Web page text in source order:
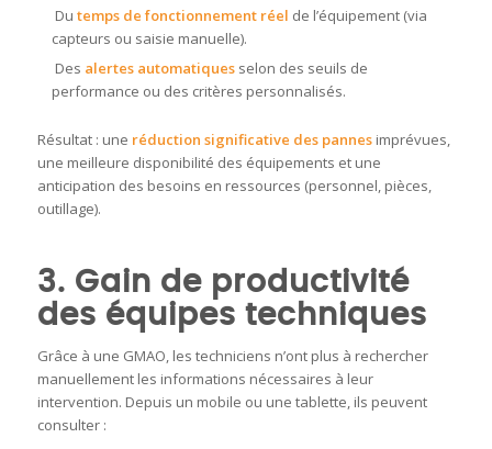
Du temps de fonctionnement réel de l’équipement (via
capteurs ou saisie manuelle).
Des alertes automatiquesselon des seuils de
performance ou des critères personnalisés.
Résultat : une réduction significative des pannesimprévues,
une meilleure disponibilité des équipements et une
anticipation des besoins en ressources (personnel, pièces,
outillage).
3. Gain de productivité
des équipes techniques
Grâce à une GMAO, les techniciens n’ont plus à rechercher
manuellement les informations nécessaires à leur
intervention. Depuis un mobile ou une tablette, ils peuvent
consulter :